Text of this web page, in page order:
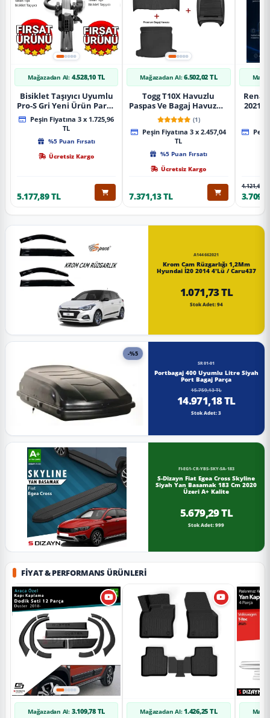
Mağazadan Al: 4.528,10 TL
Bisiklet Taşıyıcı Uyumlu
Pro-S Gri Yeni Ürün Parça
Tavan Tipi Bisiklet
Taşıyıcı
Peşin Fiyatına 3 x 1.725,96
TL
%5 Puan Fırsatı
Ücretsiz Kargo
5.177,89 TL
Mağazadan Al: 6.502,02 TL
Togg T10X Havuzlu
Paspas Ve Bagaj Havuzu +
Siyah Organizer
(1)
Peşin Fiyatına 3 x 2.457,04
TL
%5 Puan Fırsatı
Ücretsiz Kargo
7.371,13 TL
2021
4.121,65 TL
A144662021
Krom Cam Rüzgarlığı 1,2Mm
Hyundai İ20 2014 4'Lü / Caru437
1.071,73 TL
Stok Adet: 94
-%5
SR01-01
Portbagaj 400 Uyumlu Litre Siyah
Port Bagaj Parça
15.759,13 TL
14.971,18 TL
Stok Adet: 3
FI-EG1-CR-YBS-SKY-SA-183
S-Dizayn Fiat Egea Cross Skyline
Siyah Yan Basamak 183 Cm 2020
Üzeri A+ Kalite
5.679,29 TL
Stok Adet: 999
FIYAT & PERFORMANS ÜRÜNLERI
Mağazadan Al: 3.109,78 TL Mağazadan Al: 1.426,25 TL